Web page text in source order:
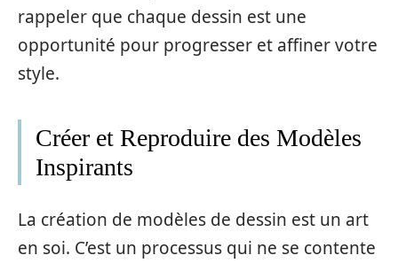
rappeler que chaque dessin est une
opportunité pour progresser et affiner votre
style.
Créer et Reproduire des Modèles
Inspirants
La création de modèles de dessin est un art
en soi. C’est un processus qui ne se contente